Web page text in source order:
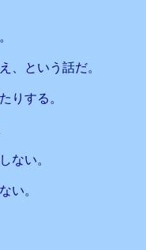
、という話だ。
りする。
ない。
い。